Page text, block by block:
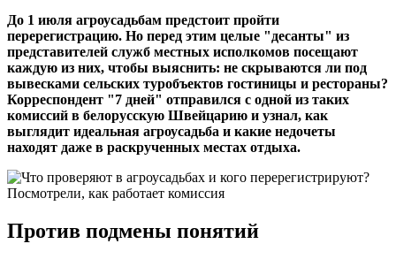
До 1 июля агроусадьбам предстоит пройти
перерегистрацию. Но перед этим целые "десанты" из
представителей служб местных исполкомов посещают
каждую из них, чтобы выяснить: не скрываются ли под
вывесками сельских туробъектов гостиницы и рестораны?
Корреспондент "7 дней" отправился с одной из таких
комиссий в белорусскую Швейцарию и узнал, как
выглядит идеальная агроусадьба и какие недочеты
находят даже в раскрученных местах отдыха.
Против подмены понятий